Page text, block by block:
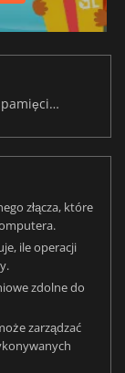
AMD ujawnia procesor Ryzen 5 9600X3D z pamięcią 3D V-Cache
złącza, które
ile operacji
zdolne do
zarządzać